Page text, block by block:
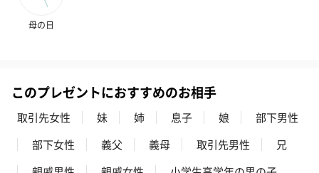
母の日
このプレゼントにおすすめのお相手
取引先女性 妹 姉 息子 娘
部下男性
部下女性
義父 義母 取引先男性
兄